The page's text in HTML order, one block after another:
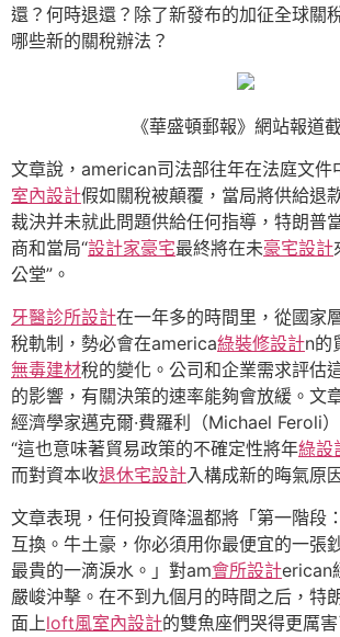
還？何時退還？除了新發布的加征全球關
哪些新的關稅辦法？
《華盛頓郵報》網站報道
文章說，american司法部往年在法庭文件
室內設計假如關稅被顛覆，當局將供給退
裁決并未就此問題供給任何指導，特朗普
商和當局“設計家豪宅最終將在未豪宅設計
公堂”。
牙醫診所設計在一年多的時間里，從國家
稅軌制，勢必會在america綠裝修設計n的
無毒建材稅的變化。公司和企業需求評估
的影響，有關決策的速率能夠會放緩。文
經濟學家邁克爾·費羅利（Michael Feroli
“這也意味著貿易政策的不確定性將年綠設
而對資本收退休宅設計入構成新的晦氣原
文章表現，任何投資降溫都將「第一階段
互換。牛土豪，你必須用你最便宜的一張
最貴的一滴淚水。」對am會所設計erican
嚴峻沖擊。在不到九個月的時間之后，特
面上loft風室內設計的雙魚座們哭得更厲